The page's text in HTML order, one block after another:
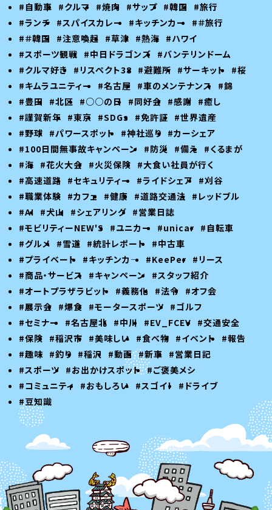
#自動車 #クルマ #焼肉 #サップ #韓国
#旅行
#ランチ #スパイスカレー #キッチンカー
#＃旅行
#＃韓国
#注意喚起 #草津 #熱海 #ハワイ
#スポーツ観戦 #中日ドラゴンズ #バンテリンドーム
#クルマ好き
#リスペクト38 #避難所 #サーキット
#桜
#キムラユニティー
#名古屋 #車のメンテナンス
#錦
#豊田
#北区 #○○の日 #同好会 #感謝 #癒し
#謹賀新年 #東京 #SDGs #免許証 #世界遺産
#野球 #パワースポット #神社巡り #カーシェア
#100日間無事故キャンペーン
#防災 #備え
#くるまが
#海 #花火大会 #火災保険 #大食い社員が行く
#高速道路 #セキュリティー #ライドシェア #刈谷
#職業体験 #カフェ #健康 #道路交通法 #レッドブル
#AI #犬山 #シェアリング #営業日誌
#モビリティーNEW'S
#ユニカー #unicar #自転車
#グルメ #雪道 #統計レポート
#中古車
#プライベート
#キッチンカ― #KeePer #リース
#商品・サービス
#キャンペーン
#スタッフ紹介
#オートプラザラビット
#義務化 #法令 #オフ会
#展示会 #爆食 #モータースポーツ #ゴルフ
#セミナー
#名古屋北 #中川 #EV_FCEV #交通安全
#保険 #稲沢市 #美味しい #食べ物 #イベント
#報告
#趣味 #釣り #稲沢 #動画 #新車 #営業日記
#スポーツ #お出かけスポット #ご褒美メシ
#コミュニティ
#おもしろい #スゴイ！
#ドライブ
#豆知識